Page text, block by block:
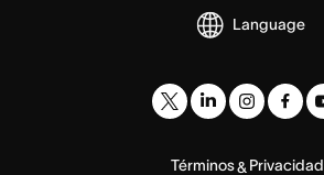
Language
Términos& Privacidad